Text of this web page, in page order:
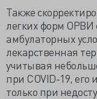
Также
легких форм ОРВИ
амбулаторных
лекарственная
учитывая
при COVID-19, его
только при